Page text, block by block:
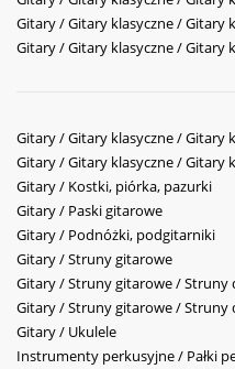
Gitary / Gitary klasyczne / Gitary
Gitary / Gitary klasyczne / Gitary
Gitary / Gitary klasyczne / Gitary
Gitary / Gitary klasyczne / Gitary
Gitary / Kostki, piórka, pazurki
Gitary / Paski gitarowe
Gitary / Podnóżki, podgitarniki
Gitary / Struny gitarowe
Gitary / Struny gitarowe / Struny
Gitary / Struny gitarowe / Struny
Gitary / Ukulele
Instrumenty perkusyjne / Pałki